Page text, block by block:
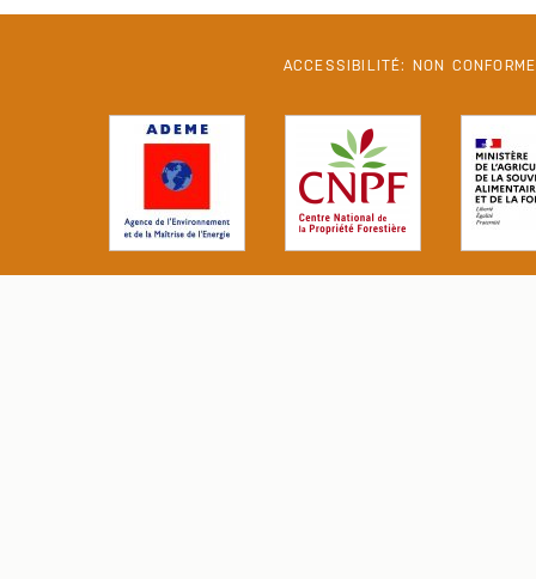
ACCESSIBILITÉ: NON CONFORME